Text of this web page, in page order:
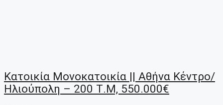
Κατοικία Μονοκατοικία || Αθήνα Κέντρο/
Ηλιούπολη – 200 Τ.μ, 550.000€